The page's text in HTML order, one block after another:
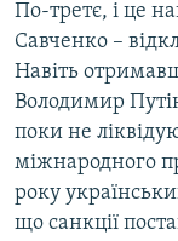
По-третє, і це
Савченко –
Навіть
Володимир
поки не
міжнародного
року
що санкції